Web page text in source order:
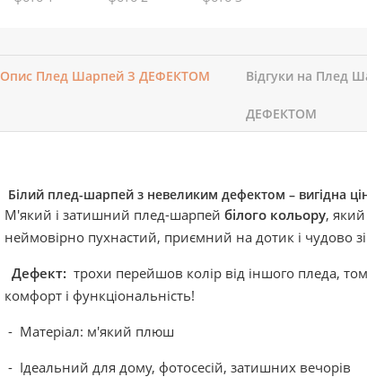
Опис Плед Шарпей З ДЕФЕКТОМ Відгуки на Плед
ДЕФЕКТОМ
Білий плед-шарпей з невеликим дефектом – вигідна
М'який і затишний плед-шарпей білого кольору,
неймовірно пухнастий, приємний на дотик і чудово
Дефект: трохи перейшов колір від іншого пледа,
комфорт і функціональність!
- Матеріал: м'який плюш
- Ідеальний для дому, фотосесій, затишних вечорів